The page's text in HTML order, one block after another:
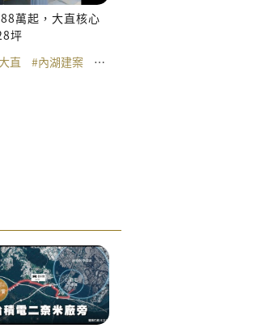
#文湖線 #精品小豪宅
站 #首購族 #機捷
萬起，大直核心
坪
直
#內湖建案 #內湖預售屋